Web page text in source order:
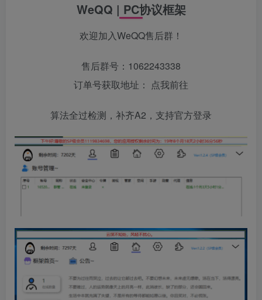
WeQQ | PC协议框架
欢迎加入WeQQ售后群！
售后群号：1062243338
订单号获取地址： 点我前往
算法全过检测，补齐A2，支持官方登录